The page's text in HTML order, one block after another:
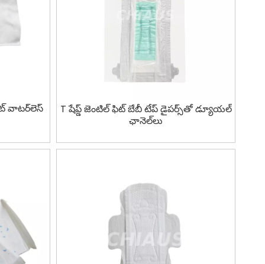
వాటర్‌లెస్
T షేప్డ్ జెంటిల్ ఫిట్ బేబీ టేప్ డైపర్స్‌తో డ్యూయల్
ఛానెల్‌లు